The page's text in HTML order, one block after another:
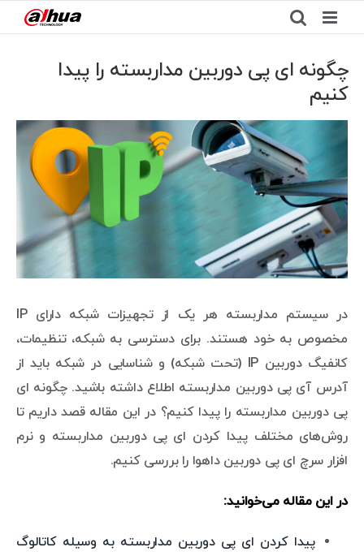
to
content
چگونه ای پی دوربین مداربسته را پیدا
کنیم
Larger
Image
در سیستم مداربسته هر یک از تجهیزات شبکه دارای IP
مخصوص به خود هستند. برای دسترسی به شبکه، تنظیمات،
کانفیگ دوربین IP (تحت شبکه) و شناسایی در شبکه باید از
آدرس آی پی دوربین مداربسته اطلاع داشته باشید. چگونه ای
پی دوربین مداربسته را پیدا کنیم؟ در این مقاله قصد داریم تا
روش‌های مختلف پیدا کردن ای پی دوربین مداربسته و نرم
افزار سرچ ای پی دوربین داهوا را بررسی کنیم.
در این مقاله می‌خوانید:
پیدا کردن ای پی دوربین مداربسته به وسیله کاتالوگ